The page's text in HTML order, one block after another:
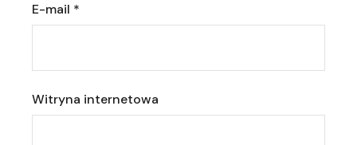
E-mail *
Witryna internetowa